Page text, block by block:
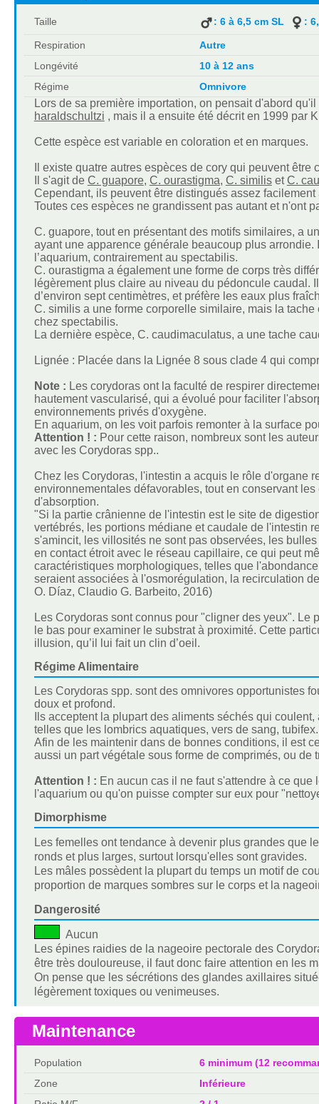
Taille : 6 à 6,5 cm SL :
Respiration
Autre
Longévité
10 à 12 ans
Régime
Omnivore
Lors de sa première importation, on pensait d'abord
haraldschultzi , mais il a ensuite été décrit en 1999 par
Cette espèce est variable en coloration et en marques.
Il existe quatre autres espèces de cory qui peuvent
Il s'agit de C. guapore, C. ourastigma, C. similiset C.
Cependant, ils peuvent être distingués assez
Toutes ces espèces ne grandissent pas autant et n'ont
C. guapore, tout en présentant des motifs similaires, a
ayant une apparence générale beaucoup plus
l’aquarium, contrairement au spectabilis.
C. ourastigma a également une forme de corps très
légèrement plus claire au niveau du pédoncule
d’environ sept centimètres, et préfère les eaux plus
C. similis a une forme corporelle similaire, mais la
chez spectabilis.
La dernière espèce, C. caudimaculatus, a une tache
Lignée : Placée dans la Lignée 8 sous clade 4 qui
Note : Les corydoras ont la faculté de respirer
hautement vascularisé, qui a évolué pour faciliter
environnements privés d'oxygène.
En aquarium, on les voit parfois remonter à la surface
Attention ! : Pour cette raison, nombreux sont les
avec les Corydoras spp..
Chez les Corydoras, l'intestin a acquis le rôle d'organe
environnementales défavorables, tout en conservant
d'absorption.
"Si la partie crânienne de l'intestin est le site de
vertébrés, les portions médiane et caudale de l'intestin
s'amincit, les villosités ne sont pas observées, les
en contact étroit avec le réseau capillaire, ce qui peut
caractéristiques morphologiques, telles que
seraient associées à l'osmorégulation, la recirculation
O. Díaz, Claudio G. Barbeito, 2016)
Les Corydoras sont connus pour "cligner des yeux". Le
le bas pour examiner le substrat à proximité. Cette
illusion, qu’il lui fait un clin d’oeil.
Régime Alimentaire
Les Corydoras spp. sont des omnivores opportunistes
doux et profond.
Ils acceptent la plupart des aliments séchés qui
telles que les lombrics aquatiques, vers de sang,
Afin de les maintenir dans de bonnes conditions, il est
aussi un part végétale sous forme de comprimés, ou
Attention ! : En aucun cas il ne faut s'attendre à ce
l'aquarium ou qu'on puisse compter sur eux pour
Dimorphisme
Les femelles ont tendance à devenir plus grandes que
ronds et plus larges, surtout lorsqu'elles sont gravides.
Les mâles possèdent la plupart du temps un motif de
proportion de marques sombres sur le corps et la
Dangerosité
Aucun
Les épines raidies de la nageoire pectorale des
être très douloureuse, il faut donc faire attention en les
On pense que les sécrétions des glandes axillaires
légèrement toxiques ou venimeuses.
Maintenance
Population
6 minimum (12
Zone
Inférieure